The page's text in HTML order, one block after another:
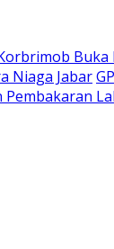
Niaga Jabar